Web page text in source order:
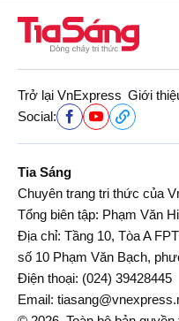
Trở lại VnExpress Giới
Social:
Tia Sáng
Chuyên trang tri thức của
Tổng biên tập: Phạm Văn
Địa chỉ: Tầng 10, Tòa A
số 10 Phạm Văn Bạch,
Điện thoại: (024) 39428445
Email: